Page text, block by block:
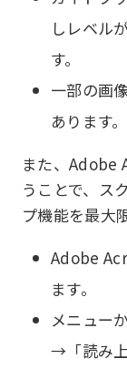
しレベル
す。
一部の画
あります。
また、Adobe
うことで、ス
プ機能を最大
Adobe
ます。
メニュー
→「読み